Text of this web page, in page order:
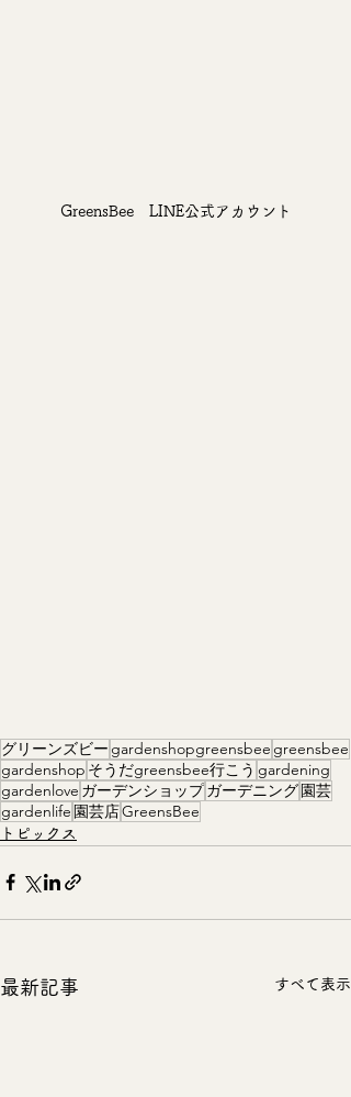
GreensBee　LINE公式アカウント
グリーンズビー gardenshopgreensbee greensbee
gardenshop そうだgreensbee行こう gardening
gardenlove ガーデンショップガーデニング園芸
gardenlife 園芸店GreensBee
トピックス
最新記事 すべて表示